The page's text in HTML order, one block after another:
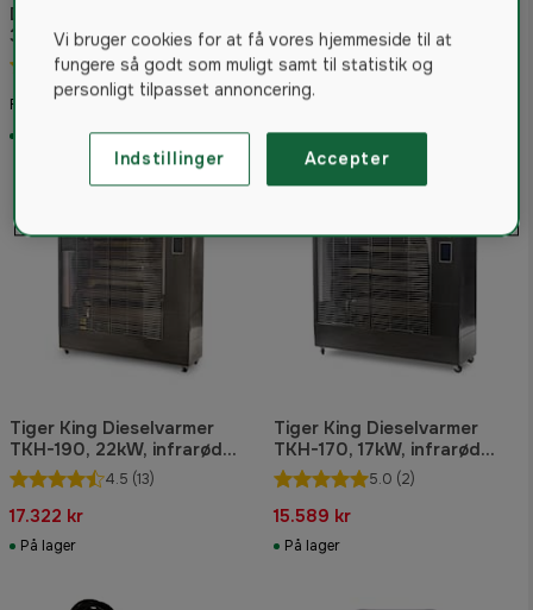
Danfoss Brænderdyse
3,50GAL 60S OD, 030F6142
5.0(3)
Fra 138 kr
sized Cook Camping Stove
5.0(1)
2.737 kr
På lager
Tiger King Dieselvarmer
TKH-190, 22kW, infrarød
varmelegeme
4.5 (13)
17.322 kr
På lager
Tiger King Dieselvarmer
TKH-170, 17kW, infrarød
varmelegeme
5.0 (2)
15.589 kr
På lager
Vi bruger cookies for at få vores hjemmeside til at
fungere så godt som muligt samt til statistik og
personligt tilpasset annoncering.
Indstillinger Accepter